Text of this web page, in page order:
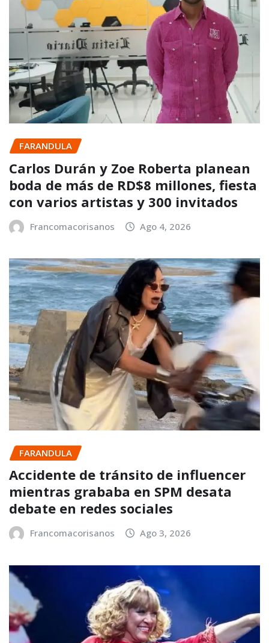
FARANDULA
Carlos Durán y Zoe Roberta planean
boda de más de RD$8 millones, fiesta
con varios artistas y 300 invitados
Francomacorisanos Ago 4, 2026
FARANDULA
Accidente de tránsito de influencer
mientras grababa en SPM desata
debate en redes sociales
Francomacorisanos Ago 3, 2026